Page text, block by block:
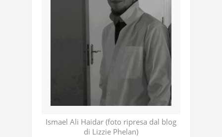
Ismael Ali Haidar (foto ripresa dal blog
di Lizzie Phelan)